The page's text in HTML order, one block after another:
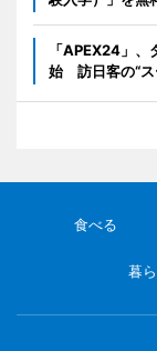
「APEX24」
始 訪日客の“ス
食べる
暮